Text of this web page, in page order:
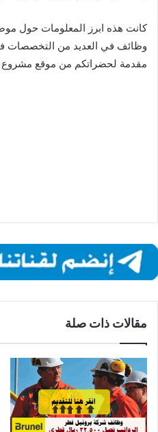
كانت هذه ابرز المعلومات حول
وظائف في العديد من التخصصات
مقدمة لحضراتكم من موقع مشروع
مقالات ذات صلة